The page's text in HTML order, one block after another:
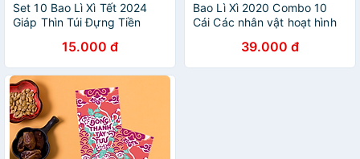
Set 10 Bao Lì Xì Tết 2024
Giáp Thìn Túi Đựng Tiền
Mú Lân Áo Dài Truyền Thống
Legaxi
15.000 đ
Bao Lì Xì 2020 Combo 10
Cái Các nhân vật hoạt hình
man Captain , Ironman, Cu
Shin
39.000 đ